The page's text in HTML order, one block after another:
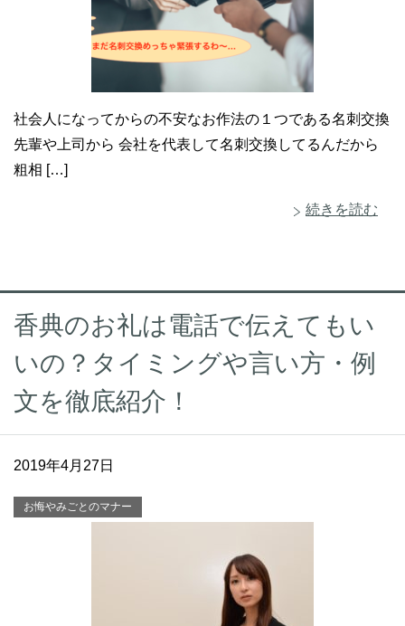
社会人になってからの不安なお作法の１つである名刺交換
先輩や上司から 会社を代表して名刺交換してるんだから
粗相 […]
続きを読む
香典のお礼は電話で伝えてもい
いの？タイミングや言い方・例
文を徹底紹介！
2019年4月27日
お悔やみごとのマナー